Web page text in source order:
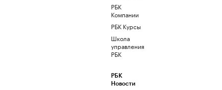
РБК
Компании
РБК Курсы
Школа
управления
РБК
РБК
Новости